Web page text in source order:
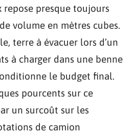
repose presque toujours
volume en mètres cubes.
terre à évacuer lors d’un
à charger dans une benne
le budget final.
pourcents sur ce
un surcoût sur les
de camion